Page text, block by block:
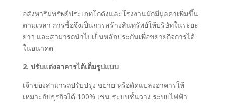
อสังหาริมทรัพย์ประเภทโกดังและโรงงานมักมีมูลค่าเพิ่มขึ้น
ตามเวลา การซื้อจึงเป็นการสร้างสินทรัพย์ให้บริษัทในระยะ
ยาว และสามารถนำไปเป็นหลักประกันเพื่อขยายกิจการได้
ในอนาคต
2. ปรับแต่งอาคารได้เต็มรูปแบบ
เจ้าของสามารถปรับปรุง ขยาย หรือดัดแปลงอาคารให้
เหมาะกับธุรกิจได้ 100% เช่น ระบบชั้นวาง ระบบไฟฟ้า